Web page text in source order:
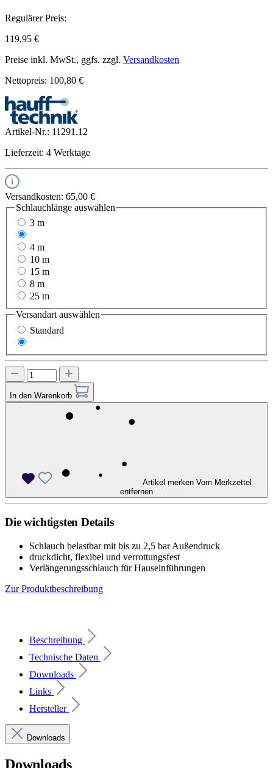
Regulärer Preis:
119,95 €
Preise inkl. MwSt., ggfs. zzgl. Versandkosten
Nettopreis: 100,80 €
Artikel-Nr.: 11291.12
Lieferzeit: 4 Werktage
Versandkosten: 65,00 €
Schlauchlänge auswählen
3 m
4 m
10 m
15 m
8 m
25 m
Versandart auswählen
Standard
In den Warenkorb
Artikel merken Vom Merkzettel
entfernen
Die wichtigsten Details
Schlauch belastbar mit bis zu 2,5 bar Außendruck
druckdicht, flexibel und verrottungsfest
Verlängerungsschlauch für Hauseinführungen
Zur Produktbeschreibung
Beschreibung
Technische Daten
Downloads
Links
Hersteller
Downloads
Downloads